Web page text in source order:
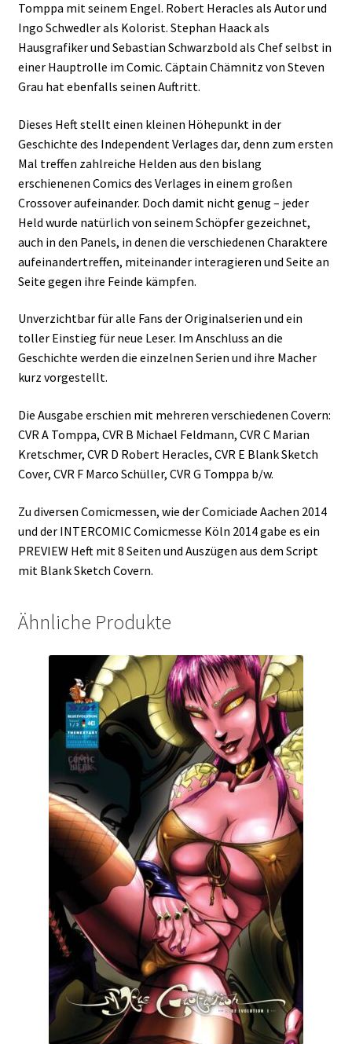
Tomppa mit seinem Engel. Robert Heracles als Autor und
Ingo Schwedler als Kolorist. Stephan Haack als
Hausgrafiker und Sebastian Schwarzbold als Chef selbst in
einer Hauptrolle im Comic. Cäptain Chämnitz von Steven
Grau hat ebenfalls seinen Auftritt.
Dieses Heft stellt einen kleinen Höhepunkt in der
Geschichte des Independent Verlages dar, denn zum ersten
Mal treffen zahlreiche Helden aus den bislang
erschienenen Comics des Verlages in einem großen
Crossover aufeinander. Doch damit nicht genug – jeder
Held wurde natürlich von seinem Schöpfer gezeichnet,
auch in den Panels, in denen die verschiedenen Charaktere
aufeinandertreffen, miteinander interagieren und Seite an
Seite gegen ihre Feinde kämpfen.
Unverzichtbar für alle Fans der Originalserien und ein
toller Einstieg für neue Leser. Im Anschluss an die
Geschichte werden die einzelnen Serien und ihre Macher
kurz vorgestellt.
Die Ausgabe erschien mit mehreren verschiedenen Covern:
CVR A Tomppa, CVR B Michael Feldmann, CVR C Marian
Kretschmer, CVR D Robert Heracles, CVR E Blank Sketch
Cover, CVR F Marco Schüller, CVR G Tomppa b/w.
Zu diversen Comicmessen, wie der Comiciade Aachen 2014
und der INTERCOMIC Comicmesse Köln 2014 gabe es ein
PREVIEW Heft mit 8 Seiten und Auszügen aus dem Script
mit Blank Sketch Covern.
Ähnliche Produkte